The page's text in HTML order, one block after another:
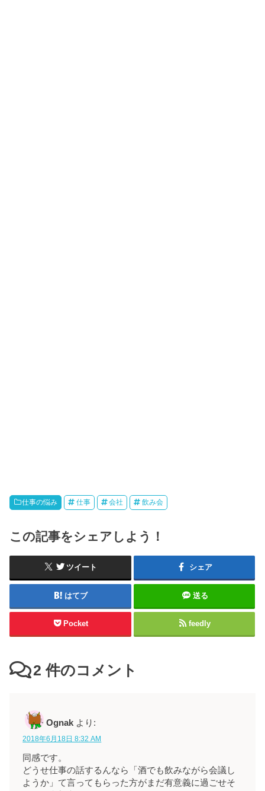
仕事の悩み 仕事 会社 飲み会
この記事をシェアしよう！
ツイート シェア
はてブ 送る
Pocket feedly
2 件のコメント
Ognak より:
2018年6月18日 8:32 AM
同感です。
どうせ仕事の話するんなら「酒でも飲みながら会議し
ようか」て言ってもらった方がまだ有意義に過ごせそ